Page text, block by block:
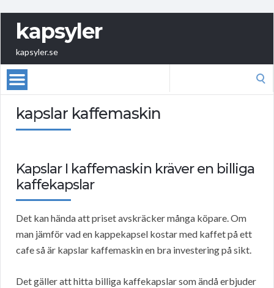
kapsyler
kapsyler.se
kapslar kaffemaskin
Kapslar I kaffemaskin kräver en billiga
kaffekapslar
Det kan hända att priset avskräcker många köpare. Om
man jämför vad en kappekapsel kostar med kaffet på ett
cafe så är kapslar kaffemaskin en bra investering på sikt.
Det gäller att hitta billiga kaffekapslar som ändå erbjuder